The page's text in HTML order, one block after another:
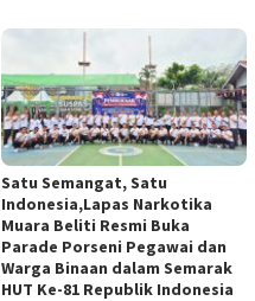
Satu Semangat, Satu
Indonesia,Lapas Narkotika
Muara Beliti Resmi Buka
Parade Porseni Pegawai dan
Warga Binaan dalam Semarak
HUT Ke-81 Republik Indonesia